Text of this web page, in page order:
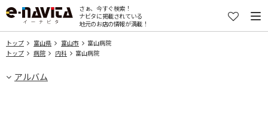
さぁ、今すぐ検索！
ナビタに掲載されている
地元のお店の情報が満載！
トップ 富山県 富山市
富山病院
トップ
病院 内科 富山病院
アルバム